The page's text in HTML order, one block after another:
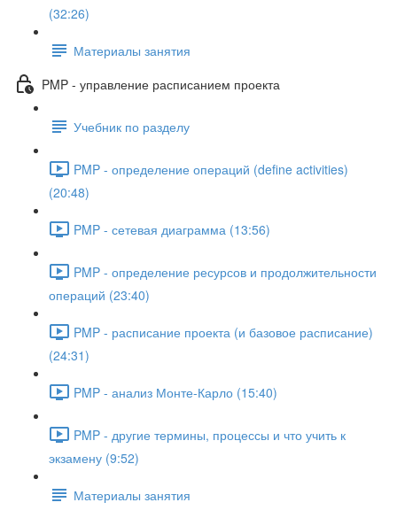
(32:26)
Материалы занятия
PMP - управление расписанием проекта
Учебник по разделу
PMP - определение операций (define activities)
(20:48)
PMP - сетевая диаграмма (13:56)
PMP - определение ресурсов и продолжительности
операций (23:40)
PMP - расписание проекта (и базовое расписание)
(24:31)
PMP - анализ Монте-Карло (15:40)
PMP - другие термины, процессы и что учить к
экзамену (9:52)
Материалы занятия